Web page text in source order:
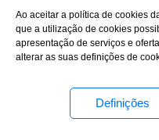
Ao aceitar a política de cookies
que a utilização de cookies
apresentação de serviços e
alterar as suas definições de
Definições